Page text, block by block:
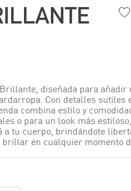
diseñada para añadir
Con detalles sutiles
combina estilo y
o para un look más
a tu cuerpo, brindándote
brillar en cualquier momento